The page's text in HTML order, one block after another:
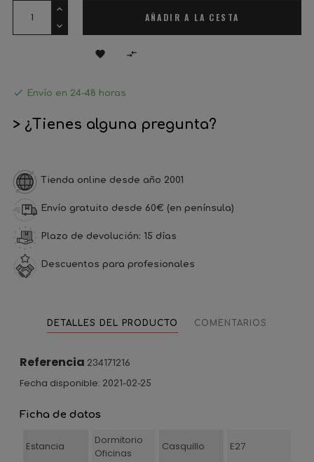
AÑADIR A LA CESTA
 
 Envío en 24-48 horas
> ¿Tienes alguna pregunta?
Tienda online desde año 2001
Envío gratuito desde 60€ (en península)
Plazo de devolución: 15 días
Descuentos para profesionales
DETALLES DEL PRODUCTO COMENTARIOS
Referencia 234171216
Fecha disponible: 2021-02-25
Ficha de datos
Estancia
Dormitorio
Oficinas
Casquillo E27